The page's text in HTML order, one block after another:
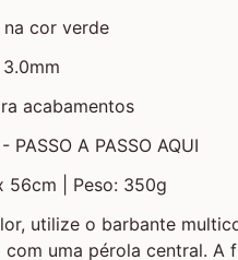
cor verde
acabamentos
A PASSO AQUI
56cm | Peso: 350g
utilize o barbante
com uma pérola central.